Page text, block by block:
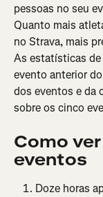
pessoas no seu
Quanto mais
no Strava, mais
As estatísticas de
evento anterior
dos eventos e da
sobre os cinco
Como
eventos
Doze horas